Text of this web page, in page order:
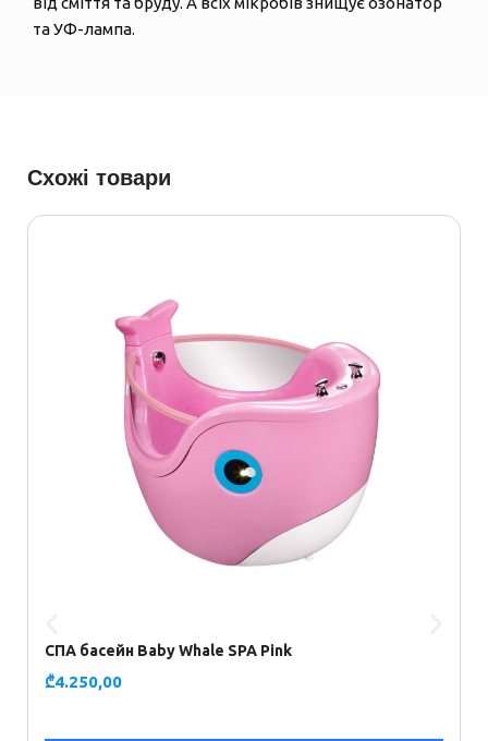
та УФ-лампа.
Схожі товари
СПА басейн Baby Whale SPA Pink
₾4.250,00